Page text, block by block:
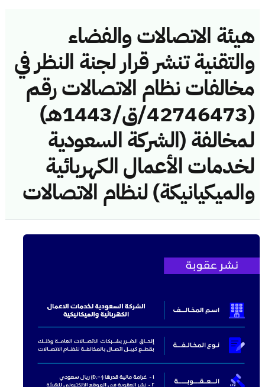
هيئة الاتصالات والفضاء
والتقنية تنشر قرار لجنة النظر في
مخالفات نظام الاتصالات رقم
(42746473/ق/1443هـ)
لمخالفة (الشركة السعودية
لخدمات الأعمال الكهربائية
والميكيانيكة) لنظام الاتصالات